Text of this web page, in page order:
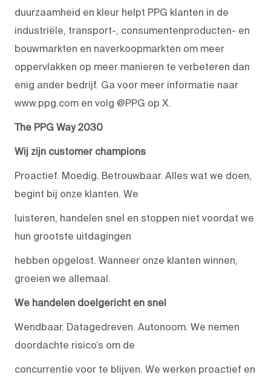
duurzaamheid en kleur helpt PPG klanten in de
industriële, transport-, consumentenproducten- en
bouwmarkten en naverkoopmarkten om meer
oppervlakken op meer manieren te verbeteren dan
enig ander bedrijf. Ga voor meer informatie naar
www.ppg.com en volg @PPG op X.
The PPG Way 2030
Wij zijn customer champions
Proactief. Moedig. Betrouwbaar. Alles wat we doen,
begint bij onze klanten. We
luisteren, handelen snel en stoppen niet voordat we
hun grootste uitdagingen
hebben opgelost. Wanneer onze klanten winnen,
groeien we allemaal.
We handelen doelgericht en snel
Wendbaar. Datagedreven. Autonoom. We nemen
doordachte risico’s om de
concurrentie voor te blijven. We werken proactief en